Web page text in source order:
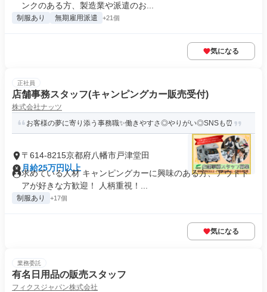
ンクのある方、製造業や派遣のお...
制服あり 無期雇用派遣 +21個
気になる
正社員
店舗事務スタッフ(キャンピングカー販売受付)
株式会社ナッツ
お客様の夢に寄り添う事務職✨働きやすさ◎やりがい◎SNSも⏰
〒614-8215京都府八幡市戸津堂田
月給25万円以上
求めている人材 キャンピングカーに興味のある方、アウトド
アが好きな方歓迎！ 人柄重視！...
制服あり +17個
気になる
業務委託
有名日用品の販売スタッフ
フィクスジャパン株式会社